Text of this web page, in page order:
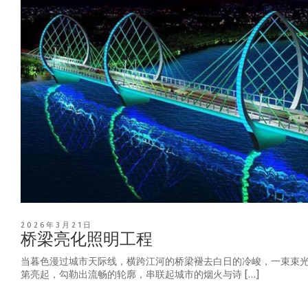
2026年3月21日
桥梁亮化照明工程
当暮色漫过城市天际线，横跨江河的桥梁褪去白日的冷峻，一束束
第亮起，勾勒出流畅的轮廓，串联起城市的烟火与诗 […]